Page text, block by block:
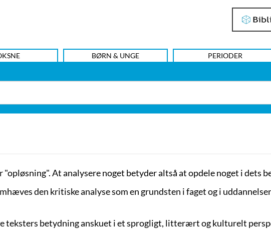
BØRN & UNGE PERIODER
At analysere noget betyder altså at opdele noget i dets
den kritiske analyse som en grundsten i faget og i
teksters betydning anskuet i et sprogligt, litterært og kulturelt